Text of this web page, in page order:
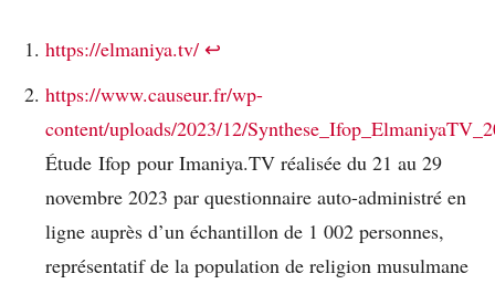
https://elmaniya.tv/ ↩︎
https://www.causeur.fr/wp-
content/uploads/2023/12/
Étude Ifop pour Imaniya.TV réalisée du 21 au 29
novembre 2023 par questionnaire auto-administré en
ligne auprès d’un échantillon de 1 002 personnes,
représentatif de la population de religion musulmane